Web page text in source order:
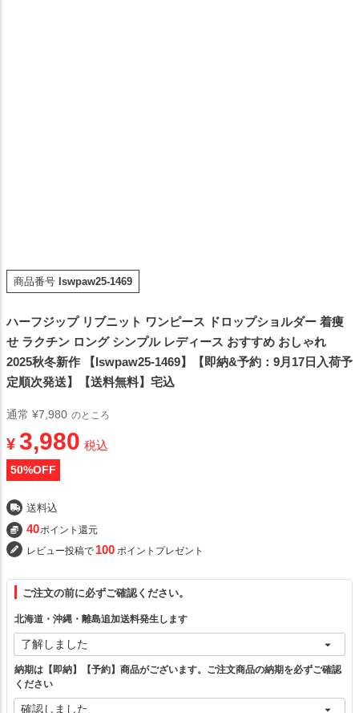
ブラック カートに入れる
商品番号 lswpaw25-1469
ハーフジップ リブニット ワンピース ドロップショルダー 着痩
せ ラクチン ロング シンプル レディース おすすめ おしゃれ
2025秋冬新作 【lswpaw25-1469】【即納&予約：9月17日入荷予
定順次発送】【送料無料】宅込
通常 ¥7,980 のところ
¥ 3,980 税込
50%OFF
送料込
40ポイント還元
レビュー投稿で 100 ポイントプレゼント
ご注文の前に必ずご確認ください。
北海道・沖縄・離島追加送料発生します
納期は【即納】【予約】商品がございます。ご注文商品の納期を必ずご確認
ください